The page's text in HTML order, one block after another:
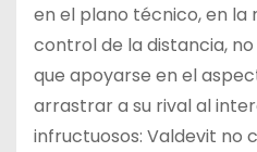
en el plano técnico, en la
control de la distancia,
que apoyarse en el
arrastrar a su rival al
infructuosos: Valdevit no